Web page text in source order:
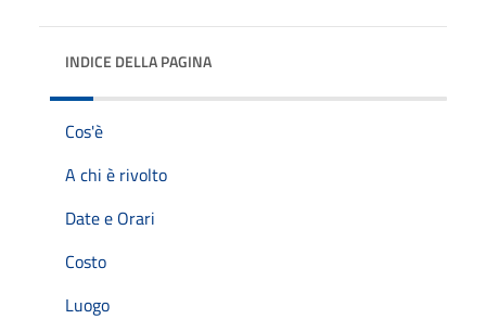
INDICE DELLA PAGINA
Cos'è
A chi è rivolto
Date e Orari
Costo
Luogo